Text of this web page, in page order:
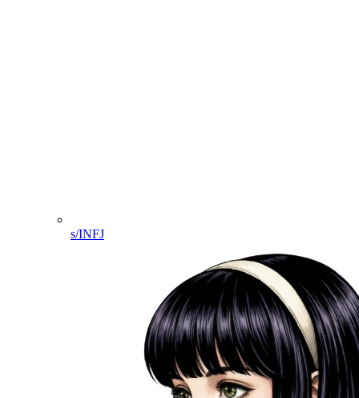
s/INFJ